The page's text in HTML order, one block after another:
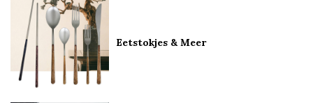
Eetstokjes & Meer